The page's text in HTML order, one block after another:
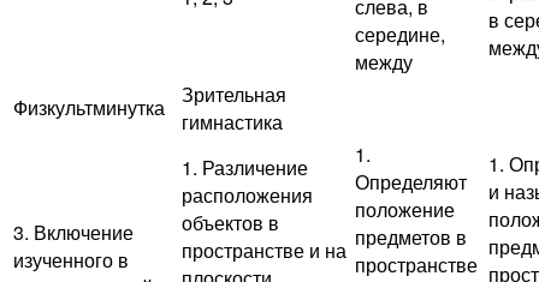
слева, в
середине,
между
в
Физкультминутка
Зрительная
гимнастика
3. Включение
изученного в
1. Различение
расположения
объектов в
пространстве и на
1.
Определяют
положение
предметов в
пространстве
1.
и